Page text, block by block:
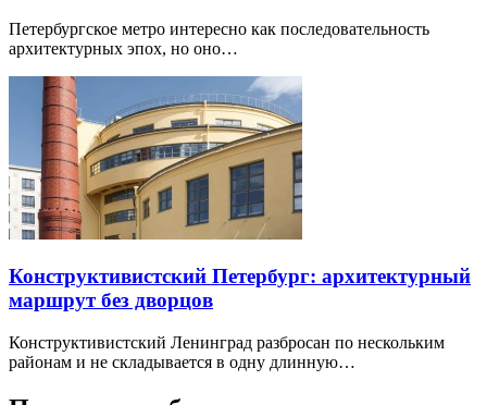
Петербургское метро интересно как последовательность
архитектурных эпох, но оно…
Конструктивистский Петербург: архитектурный
маршрут без дворцов
Конструктивистский Ленинград разбросан по нескольким
районам и не складывается в одну длинную…